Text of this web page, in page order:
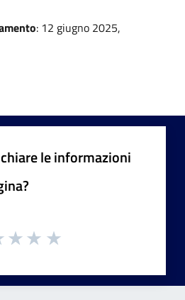
: 12 giugno 2025,
le informazioni